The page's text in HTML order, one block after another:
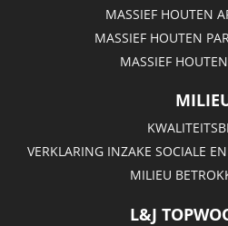
MASSIEF HOUTEN
MASSIEF HOUTEN
MASSIEF
VERKLARING INZAKE SOCIALE
MILIEU
L&J